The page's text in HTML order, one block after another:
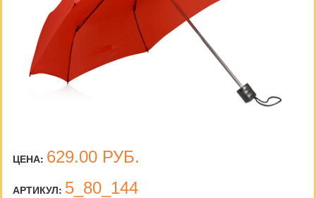
ЦЕНА: 629.00 РУБ.
АРТИКУЛ: 5_80_144